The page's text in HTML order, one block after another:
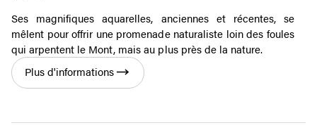
Ses magnifiques aquarelles, anciennes et récentes, se
mêlent pour offrir une promenade naturaliste loin des foules
qui arpentent le Mont, mais au plus près de la nature.
Plus d'informations